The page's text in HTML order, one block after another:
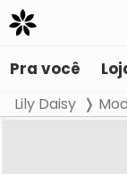
Pra você
Lily Daisy